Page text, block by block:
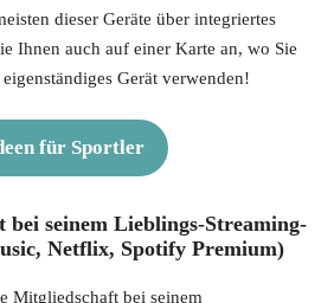
dieser Geräte über integriertes
Ihnen auch auf einer Karte an, wo Sie
Gerät verwenden!
für Sportler
bei seinem Lieblings-Streaming-
Netflix, Spotify Premium)
Mitgliedschaft bei seinem